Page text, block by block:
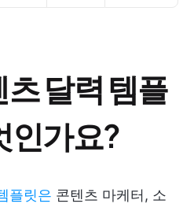
달력 템플
인가요?
플릿은 콘텐츠 마케터, 소